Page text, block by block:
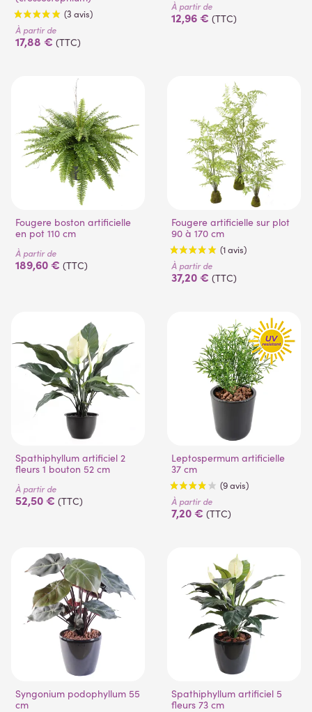
(3 avis)
À partir de
17,88 € (TTC)
À partir de
12,96 € (TTC)
Fougere boston artificielle
en pot 110 cm
À partir de
189,60 € (TTC)
Fougere artificielle sur plot
90 à 170 cm
À partir de
37,20 € (TTC)
Spathiphyllum artificiel 2
fleurs 1 bouton 52 cm
À partir de
52,50 € (TTC)
Leptospermum artificielle
37 cm
À partir de
7,20 € (TTC)
Syngonium podophyllum 55
cm
Spathiphyllum artificiel 5
fleurs 73 cm